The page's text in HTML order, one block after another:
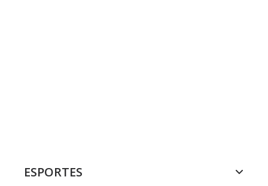
ESPORTES